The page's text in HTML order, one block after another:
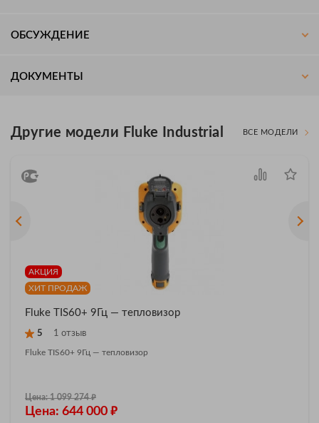
ОБСУЖДЕНИЕ
ДОКУМЕНТЫ
Другие модели Fluke Industrial ВСЕ МОДЕЛИ
АКЦИЯ
ХИТ ПРОДАЖ
Fluke TIS60+ 9Гц — тепловизор
5 1 отзыв
Fluke TIS60+ 9Гц — тепловизор
Цена: 1 099 274₽
Цена: 644 000 ₽